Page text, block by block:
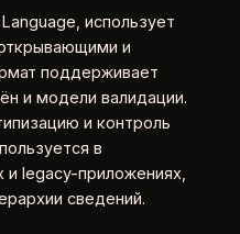
использует
и
поддерживает
и модели валидации.
и контроль
в
legacy-приложениях,
сведений.